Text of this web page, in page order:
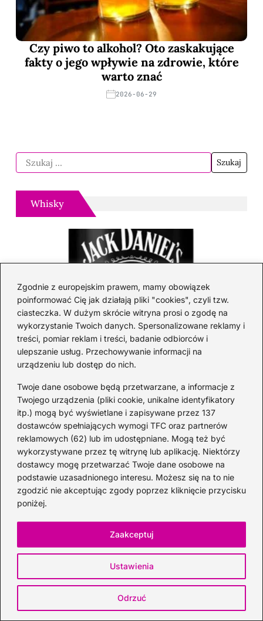
Zgodnie z europejskim prawem, mamy obowiązek
poinformować Cię jak działają pliki "cookies", czyli tzw.
ciasteczka. W dużym skrócie witryna prosi o zgodę na
wykorzystanie Twoich danych. Spersonalizowane reklamy i
treści, pomiar reklam i treści, badanie odbiorców i
ulepszanie usług. Przechowywanie informacji na
urządzeniu lub dostęp do nich.
Twoje dane osobowe będą przetwarzane, a informacje z
Twojego urządzenia (pliki cookie, unikalne identyfikatory
itp.) mogą być wyświetlane i zapisywane przez 137
dostawców spełniających wymogi TFC oraz partnerów
reklamowych (62) lub im udostępniane. Mogą też być
wykorzystywane przez tę witrynę lub aplikację. Niektórzy
dostawcy mogę przetwarzać Twoje dane osobowe na
podstawie uzasadnionego interesu. Możesz się na to nie
zgodzić nie akceptując zgody poprzez kliknięcie przycisku
poniżej.
Ustawienia
Odrzuć
Zaakceptuj
Czy piwo to alkohol? Oto zaskakujące
fakty o jego wpływie na zdrowie, które
warto znać
2026-06-29
Whisky
Jack Daniel’s klasyczna whisky — idealny
prezent dla mężczyzny
2026-07-30
Odkryj Ballantine’s Brasil: najlepsze
drinki i przepisy